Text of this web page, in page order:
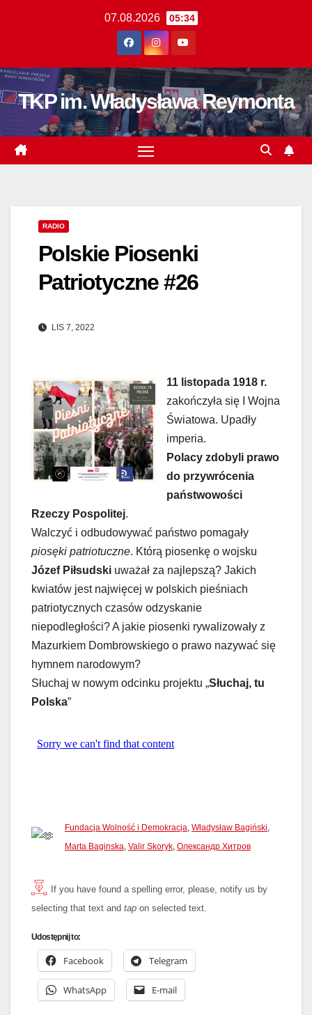
07.08.2026 05:34
TKP im. Władysława Reymonta
RADIO
Polskie Piosenki
Patriotyczne #26
LIS 7, 2022
11 listopada 1918 r.
zakończyła się I Wojna
Światowa. Upadły
imperia.
Polacy zdobyli prawo
do przywrócenia
państwowości
Rzeczy Pospolitej.
Walczyć i odbudowywać państwo pomagały
piosęki patriotuczne. Którą piosenkę o wojsku
Józef Piłsudski uważał za najlepszą? Jakich
kwiatów jest najwięcej w polskich pieśniach
patriotycznych czasów odzyskanie
niepodległości? A jakie piosenki rywalizowały z
Mazurkiem Dombrowskiego o prawo nazywać się
hymnem narodowym?
Słuchaj w nowym odcinku projektu „Słuchaj, tu
Polska”
Fundacja Wolność i Demokracja, Władysław Bagiński,
Marta Baginska, Valir Skoryk, Олександр Хитров
If you have found a spelling error, please, notify us by
selecting that text and tap on selected text.
Udostępnij to:
Facebook Telegram
WhatsApp E-mail